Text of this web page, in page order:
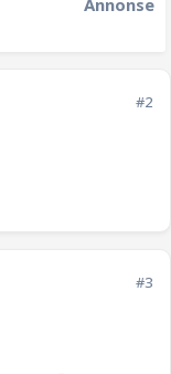
Annonse
#2
#3